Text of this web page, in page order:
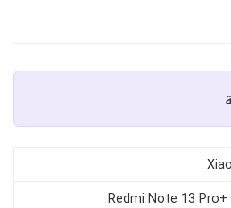
Redmi Note 13 Pro+